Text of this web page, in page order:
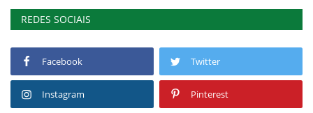
REDES SOCIAIS
Facebook Twitter
Instagram Pinterest